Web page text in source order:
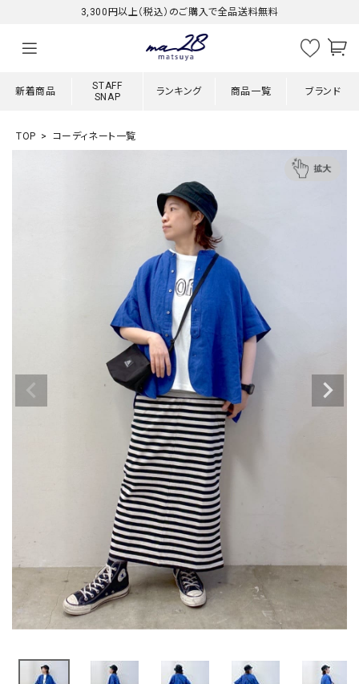
3,300円以上（税込）のご購入で全品送料無料
新着商品
STAFF
SNAP
ランキング 商品一覧 ブランド
TOP コーディネート一覧